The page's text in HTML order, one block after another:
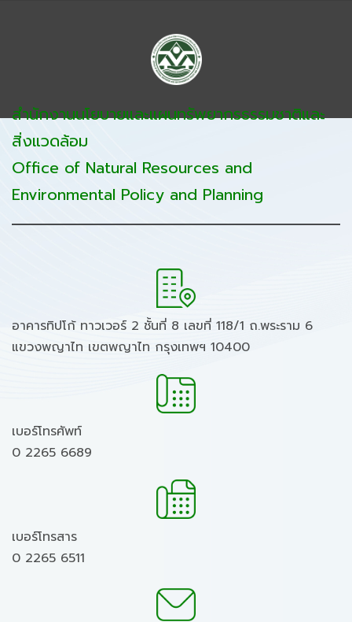
สำนักงานนโยบายและแผนทรัพยากรธรรมชาติและ
สิ่งแวดล้อม
Office of Natural Resources and
Environmental Policy and Planning
อาคารทิปโก้ ทาวเวอร์ 2 ชั้นที่ 8 เลขที่ 118/1 ถ.พระราม 6
แขวงพญาไท เขตพญาไท กรุงเทพฯ 10400
เบอร์โทรศัพท์
0 2265 6689
เบอร์โทรสาร
0 2265 6511